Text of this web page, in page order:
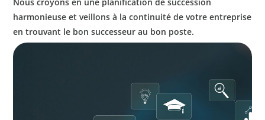
harmonieuse et veillons à la continuité de votre entreprise
en trouvant le bon successeur au bon poste.